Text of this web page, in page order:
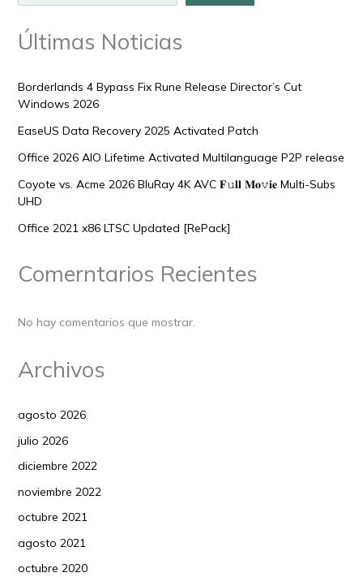
Últimas Noticias
Borderlands 4 Bypass Fix Rune Release Director’s Cut
Windows 2026
EaseUS Data Recovery 2025 Activated Patch
Office 2026 AIO Lifetime Activated Multilanguage P2P release
Coyote vs. Acme 2026 BluRay 4K AVC 𝐅𝚞𝐥𝐥 𝐌𝐨𝚟𝐢𝐞 Multi-Subs
UHD
Office 2021 x86 LTSC Updated [RePаck]
Comerntarios Recientes
No hay comentarios que mostrar.
Archivos
agosto 2026
julio 2026
diciembre 2022
noviembre 2022
octubre 2021
agosto 2021
octubre 2020